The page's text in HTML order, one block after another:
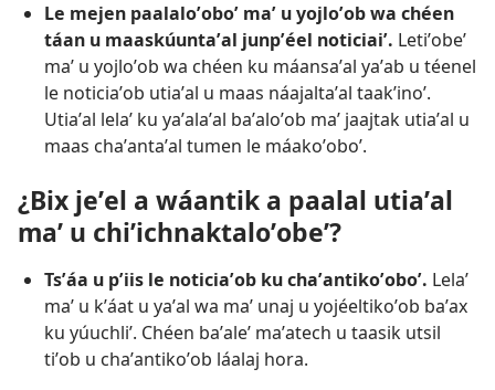
Le mejen paalaloʼoboʼ maʼ u yojloʼob wa chéen
táan u maaskúuntaʼal junpʼéel noticiaiʼ. Letiʼobeʼ
maʼ u yojloʼob wa chéen ku máansaʼal yaʼab u téenel
le noticiaʼob utiaʼal u maas náajaltaʼal taakʼinoʼ.
Utiaʼal lelaʼ ku yaʼalaʼal baʼaloʼob maʼ jaajtak utiaʼal u
maas chaʼantaʼal tumen le máakoʼoboʼ.
¿Bix jeʼel a wáantik a paalal utiaʼal
maʼ u chiʼichnaktaloʼobeʼ?
Tsʼáa u pʼiis le noticiaʼob ku chaʼantikoʼoboʼ. Lelaʼ
maʼ u kʼáat u yaʼal wa maʼ unaj u yojéeltikoʼob baʼax
ku yúuchliʼ. Chéen baʼaleʼ maʼatech u taasik utsil
tiʼob u chaʼantikoʼob láalaj hora.